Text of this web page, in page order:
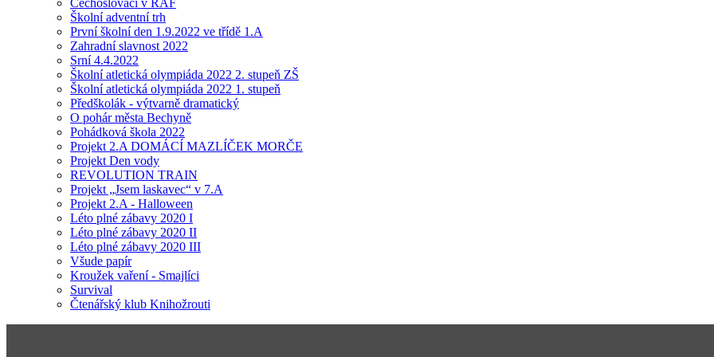
Školní adventní trh
První školní den 1.9.2022 ve třídě 1.A
Zahradní slavnost 2022
Srní 4.4.2022
Školní atletická olympiáda 2022 2. stupeň ZŠ
Školní atletická olympiáda 2022 1. stupeň
Předškolák - výtvarně dramatický
O pohár města Bechyně
Pohádková škola 2022
Projekt 2.A DOMÁCÍ MAZLÍČEK MORČE
Projekt Den vody
REVOLUTION TRAIN
Projekt „Jsem laskavec“ v 7.A
Projekt 2.A - Halloween
Léto plné zábavy 2020 I
Léto plné zábavy 2020 II
Léto plné zábavy 2020 III
Všude papír
Kroužek vaření - Smajlíci
Survival
Čtenářský klub Knihožrouti